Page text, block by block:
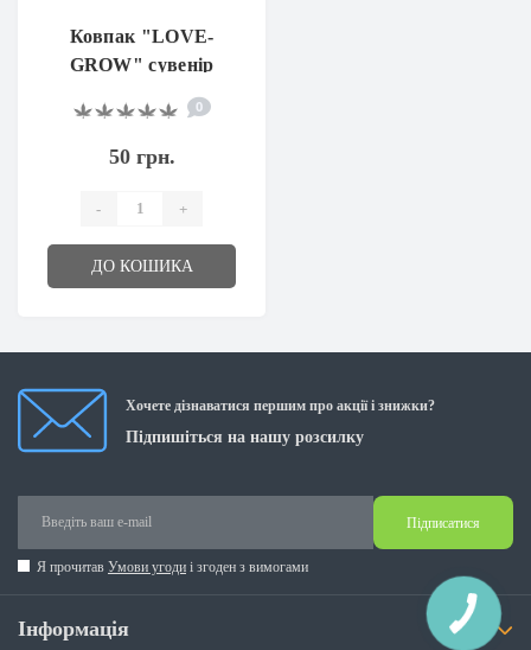
Ковпак "LOVE-
GROW" сувенір
композит 21 мм
0
50 грн.
- +
ДО КОШИКА
Хочете дізнаватися першим про акції і знижки?
Підпишіться на нашу розсилку
Підписатися
Я прочитав Умови угоди і згоден з вимогами
Інформація